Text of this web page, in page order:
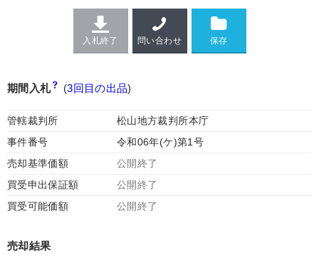
入札終了 問い合わせ
期間入札 (3回目の出品)
管轄裁判所
松山地方裁判所本庁
事件番号
令和06年(ケ)第1号
売却基準価額
公開終了
買受申出保証額
公開終了
買受可能価額
公開終了
売却結果